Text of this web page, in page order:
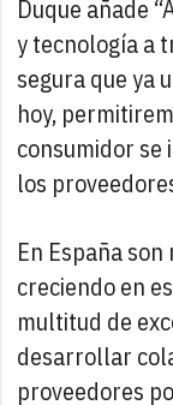
Duque añade
y tecnología a
segura que ya
hoy,
consumidor se
los
En España
creciendo en
multitud de
desarrollar
proveedores